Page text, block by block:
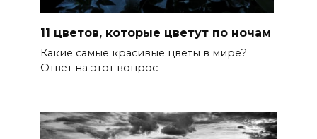
11 цветов, которые цветут по ночам
Какие самые красивые цветы в мире?
Ответ на этот вопрос